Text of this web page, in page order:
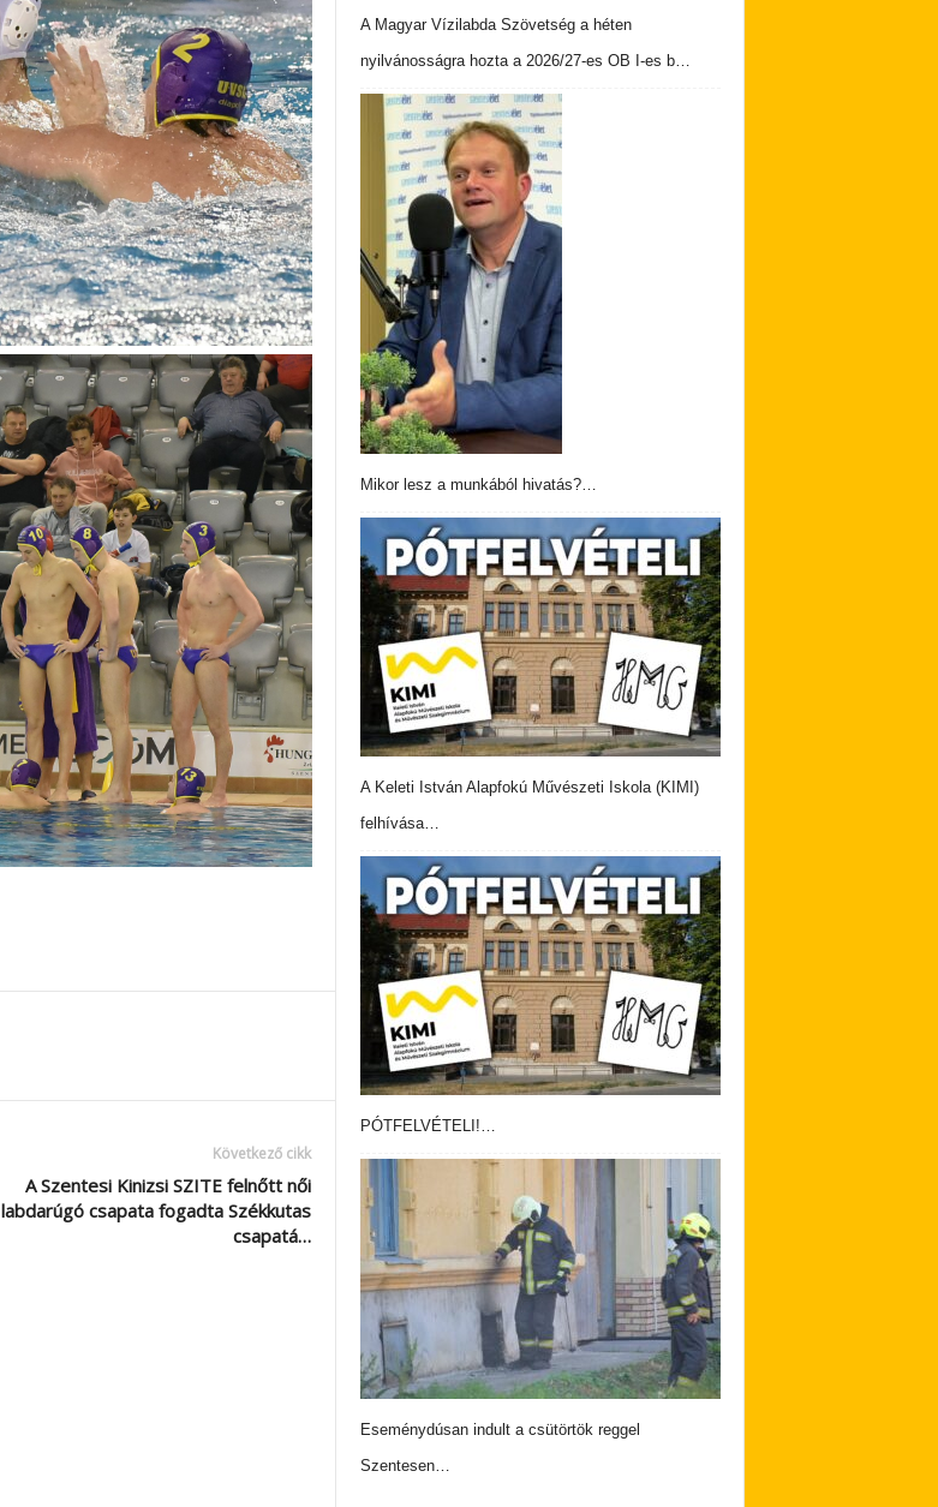
Következő cikk
A Szentesi Kinizsi SZITE felnőtt női
labdarúgó csapata fogadta Székkutas
csapatá…
A Magyar Vízilabda Szövetség a héten
nyilvánosságra hozta a 2026/27-es OB I-es b…
Mikor lesz a munkából hivatás?…
A Keleti István Alapfokú Művészeti Iskola (KIMI)
felhívása…
PÓTFELVÉTELI!…
Eseménydúsan indult a csütörtök reggel
Szentesen…